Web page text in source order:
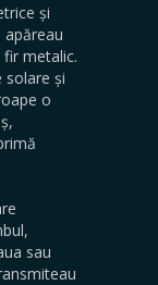
și
metalic.
solare și
o
sau